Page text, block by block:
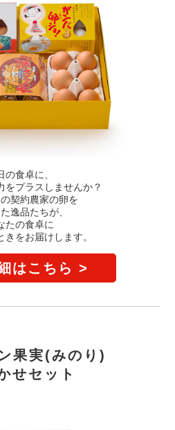
の食卓に、
をプラスしませんか？
契約農家の卵を
逸品たちが、
たの食卓に
きをお届けします。
はこちら >
果実(みのり)
せセット